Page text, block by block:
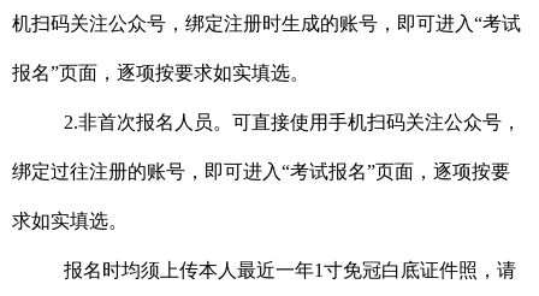
机扫码关注公众号，绑定注册时生成的账号，即可进入“考试
报名”页面，逐项按要求如实填选。
2.非首次报名人员。可直接使用手机扫码关注公众号，
绑定过往注册的账号，即可进入“考试报名”页面，逐项按要
求如实填选。
报名时均须上传本人最近一年1寸免冠白底证件照，请